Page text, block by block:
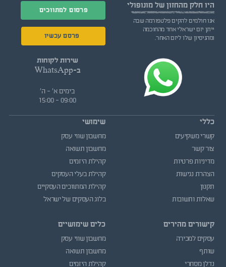
היו חלק מהחזון של מונופולי
אנו חולמים להקים פלטפורמה שבה
ייתן יזם ישראלי אחד מהחוכמה
ומהניסיון שלו ליזם האחר.
פרסום למתווכים
פרסם עכשיו
שירות לקוחות
ב-WhatsApp
בימים א' - ה'
09:00 - 15:00
כללי
קשרי משקיעים
צור קשר
מדיניות פרטיות
הצהרת נגישות
תקנון
שאלות ותשובות
קישורים מהירים
עסקים למכירה
שותף
נדלן מסחרי
שימושי
מחשבון שווי עסק
מחשבון תשואה
קהילת היזמים
קהילת בעלי העסקים
קהילת המתווכים העסקיים
בלוג העסקים של ישראל
כלים שימושיים
מחשבון שווי עסק
מחשבון תשואה
קהילת היזמים